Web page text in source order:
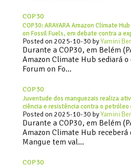
COP30
COP30: ARAYARA Amazon Climate
on Fossil Fuels, em debate contra a
Posted on 2025-10-30 byYamini
Durante a COP30, em Belém
Amazon Climate Hub sediará
Forum on Fo…
COP30
Juventude dos manguezais realiza
ciência e resistência contra o petróleo
Posted on 2025-10-30 byYamini
Durante a COP30, em Belém
Amazon Climate Hub receberá
Mangue tem val…
COP30